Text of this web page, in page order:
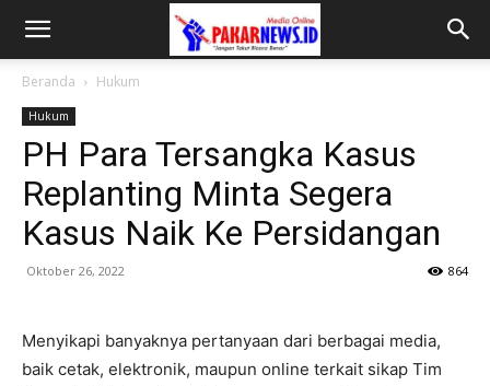
Beranda Hukum
Hukum
PH Para Tersangka Kasus
Replanting Minta Segera
Kasus Naik Ke Persidangan
Oktober 26, 2022 864
Menyikapi banyaknya pertanyaan dari berbagai media,
baik cetak, elektronik, maupun online terkait sikap Tim